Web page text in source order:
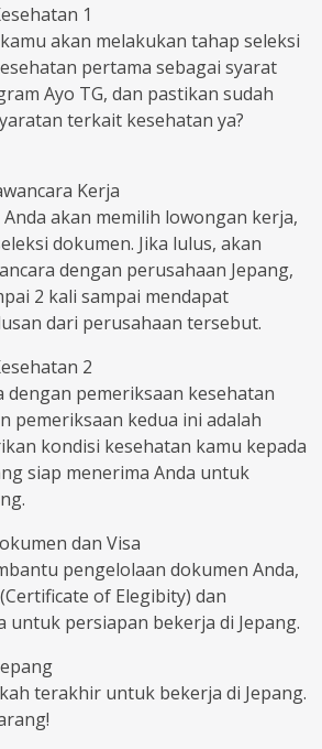
1
akan melakukan tahap seleksi
pertama sebagai syarat
Ayo TG, dan pastikan sudah
terkait kesehatan ya?
Kerja
akan memilih lowongan kerja,
dokumen. Jika lulus, akan
dengan perusahaan Jepang,
2 kali sampai mendapat
dari perusahaan tersebut.
2
dengan pemeriksaan kesehatan
pemeriksaan kedua ini adalah
kondisi kesehatan kamu kepada
siap menerima Anda untuk
dan Visa
pengelolaan dokumen Anda,
of Elegibity) dan
untuk persiapan bekerja di Jepang.
terakhir untuk bekerja di Jepang.